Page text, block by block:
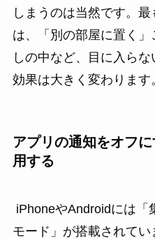
しまうのは当然です。
は、「別の部屋に置く
しの中など、目に入ら
効果は大きく変わります
アプリの通知をオフ
用する
iPhoneやAndroidには「
モード」が搭載されて